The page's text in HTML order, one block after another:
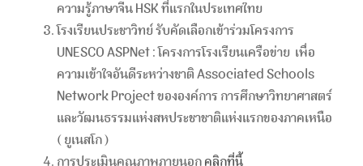
ความรู้ภาษาจีน HSK ที่แรกในประเทศไทย
โรงเรียนประชาวิทย์ รับคัดเลือกเข้าร่วมโครงการ
UNESCO ASPNet : โครงการโรงเรียนเครือข่าย เพื่อ
ความเข้าใจอันดีระหว่างชาติ Associated Schools
Network Project ขององค์การ การศึกษาวิทยาศาสตร์
และวัฒนธรรมแห่งสหประชาชาติแห่งแรกของภาคเหนือ
( ยูเนสโก )